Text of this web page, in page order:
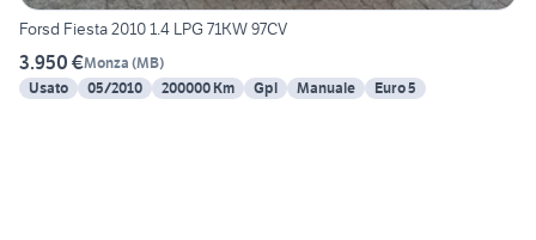
Forsd Fiesta 2010 1.4 LPG 71KW 97CV
3.950 €Monza (MB)
Usato
05/2010 200000 Km Gpl Manuale Euro 5